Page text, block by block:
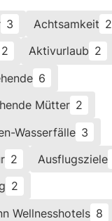
3 Achtsamkeit 2
2 Aktivurlaub 2
6
Mütter 2
Wasserfälle 3
2 Ausflugsziele
2
Wellnesshotels 8